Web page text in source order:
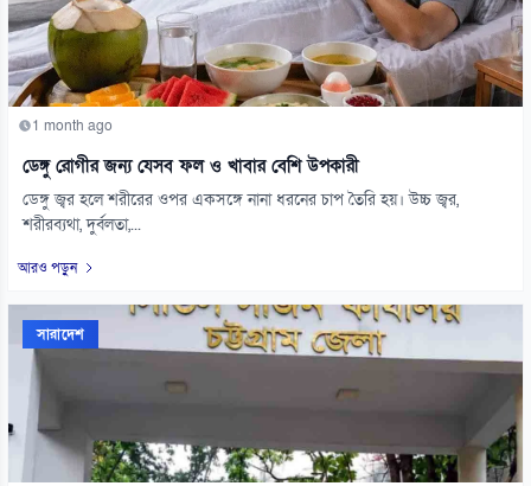
1 month ago
ডেঙ্গু রোগীর জন্য যেসব ফল ও খাবার বেশি উপকারী
ডেঙ্গু জ্বর হলে শরীরের ওপর একসঙ্গে নানা ধরনের চাপ তৈরি হয়। উচ্চ জ্বর,
শরীরব্যথা, দুর্বলতা,...
আরও পড়ুন
সারাদেশ